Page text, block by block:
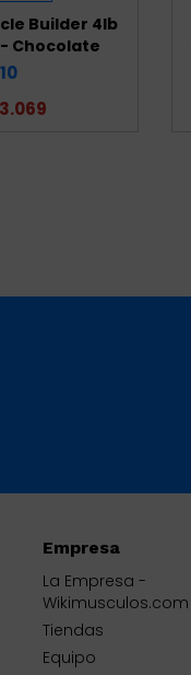
Builder 4lb
Chocolate
3.069
Empresa
La Empresa -
Wikimusculos.com
Tiendas
Equipo